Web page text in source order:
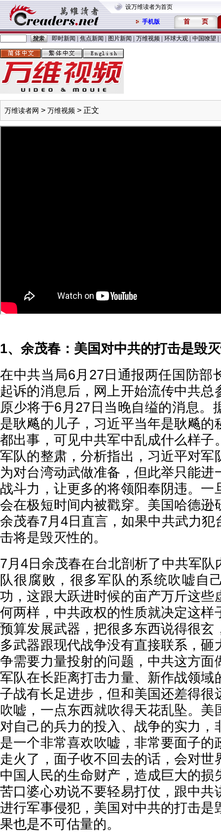
设万维读者为首页
手机版 首 页
即时新闻 焦点新闻 图片新闻 万维视频 环球大观 中国嘹望
万维读者网 > 万维视频 > 正文
1、余茂春：美国对中共的打击是毁
在中共当局6月27日通报两任国防部
起诉的消息后，网上开始流传中共总
原少将于6月27日当晚自缢的消息。
是耿飚的儿子，习近平当年是耿飚的
都出事，可见中共军中乱成什么样子
军队的整肃，分析指出，习近平对军
为对台湾动武做准备，但此举只能进
战斗力，让更多的将领阳奉阴违。一
会在极短时间内被戳穿。美国哈德逊
余茂春7月4日直言，如果中共武力犯
击将是毁灭性的。
7月4日余茂春在台北剖析了中共军队
队很腐败，很多军队的系统吹嘘自
功，这跟大跃进时候的亩产万斤这些
何两样，中共政权的性质就决定这样
预算发展武器，把很多东西说得很玄
多武器跟现代战争没有直接联系，砸
争需要力量投射的问题，中共这方面
军队在长距离打击力量、新作战领域
子战有长足进步，但和美国还差得很
吹嘘，一点东西就吹得天花乱坠。美
对自己的兵力的投入、战争的实力，
是一个非常喜欢吹嘘，非常要面子的
走火了，面子收不回去的话，会对世
中国人民的生命财产，造成巨大的损
苦口婆心劝说不要轻易打仗，跟中共
进行军事侵犯，美国对中共的打击是
果也是不可估量的。